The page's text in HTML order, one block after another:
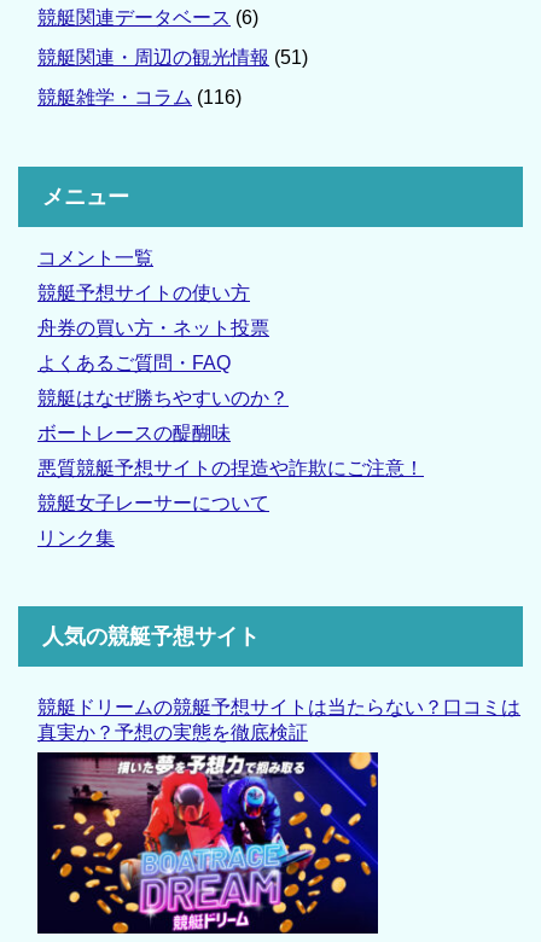
競艇関連データベース (6)
競艇関連・周辺の観光情報 (51)
競艇雑学・コラム (116)
メニュー
コメント一覧
競艇予想サイトの使い方
舟券の買い方・ネット投票
よくあるご質問・FAQ
競艇はなぜ勝ちやすいのか？
ボートレースの醍醐味
悪質競艇予想サイトの捏造や詐欺にご注意！
競艇女子レーサーについて
リンク集
人気の競艇予想サイト
競艇ドリームの競艇予想サイトは当たらない？口コミは
真実か？予想の実態を徹底検証